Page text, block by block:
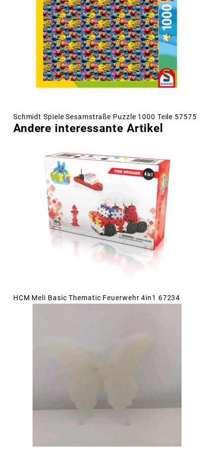
Schmidt Spiele Sesamstraße Puzzle 1000 Teile 57575
Andere interessante Artikel
HCM Meli Basic Thematic Feuerwehr 4in1 67234